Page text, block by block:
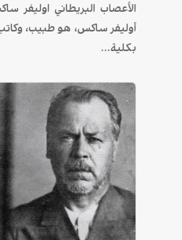
الأعصاب البريطاني اوليفر
أوليفر ساكس، هو طبيب،
بكلية...